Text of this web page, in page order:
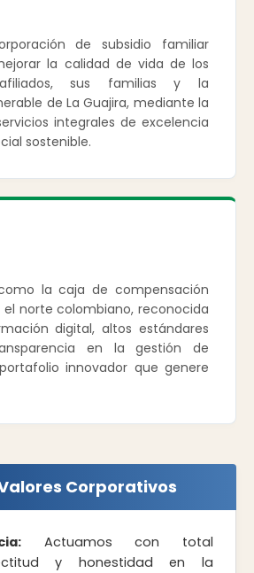
de subsidio familiar
la calidad de vida de los
afiliados, sus familias y la
de La Guajira, mediante la
integrales de excelencia
sostenible.
la caja de compensación
norte colombiano, reconocida
digital, altos estándares
en la gestión de
innovador que genere
Corporativos
Actuamos con total
y honestidad en la